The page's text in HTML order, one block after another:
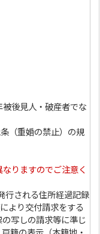
後見人・破産者でな
（重婚の禁止）の規
りますのでご注意く
される住所経過記録
より交付請求をする
写しの請求等に準じ